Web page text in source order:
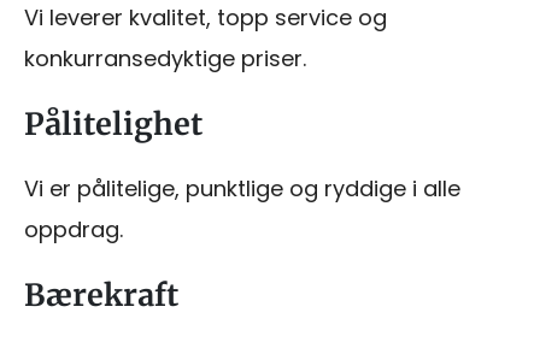
Vi leverer kvalitet, topp service og
konkurransedyktige priser.
Pålitelighet
Vi er pålitelige, punktlige og ryddige i alle
oppdrag.
Bærekraft